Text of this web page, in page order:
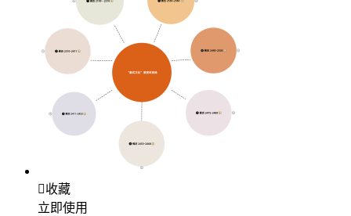
收藏
立即使用